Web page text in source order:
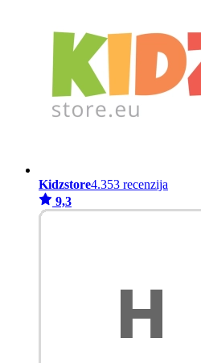
Kidzstore4.353 recenzija
9,3